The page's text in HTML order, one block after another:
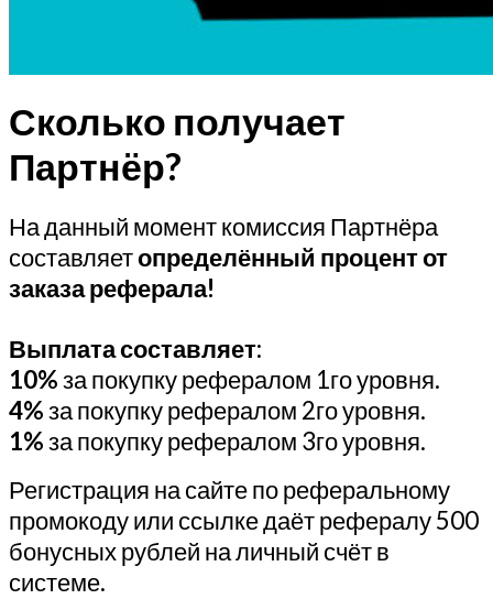
Сколько получает
Партнёр?
На данный момент комиссия Партнёра
составляетопределённый процент от
заказа реферала!
Выплата составляет:
10%за покупку рефералом 1го уровня.
4%за покупку рефералом 2го уровня.
1%за покупку рефералом 3го уровня.
Регистрация на сайте по реферальному
промокоду или ссылке даёт рефералу 500
бонусных рублей на личный счёт в
системе.